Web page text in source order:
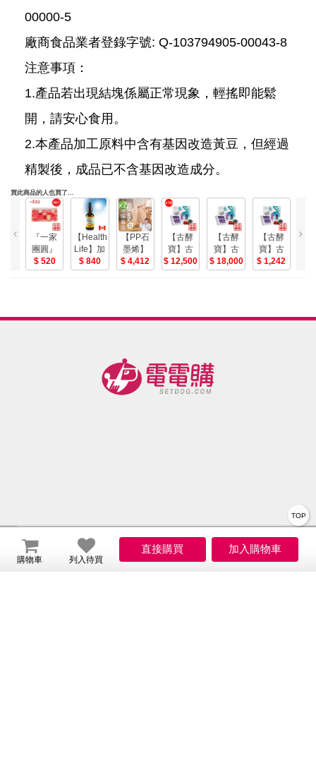
TOP
00000-5
廠商食品業者登錄字號: Q-103794905-00043-8
注意事項：
1.產品若出現結塊係屬正常現象，輕搖即能鬆
開，請安心食用。
2.本產品加工原料中含有基因改造黃豆，但經過
精製後，成品已不含基因改造成分。
買此商品的人也買了...
『一家
團圓』
好運麥
罩口罩
運優惠
520
【Healthy
Life】加
力活維
生素D3
D3，維
840
【PP石
墨烯】
緞面蠶
絲智能
4,412
【古酵
寶】古
酵寶益
生菌10
蛋白凍3
12,500
【古酵
寶】古
酵寶益
生菌15
蛋白凍3
18,000
【古酵
寶】古
酵寶益
生菌1盒
1,242
關於我們
購物車 列入待買